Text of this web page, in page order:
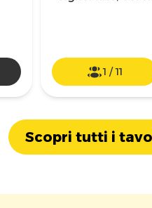
1 /11
Scopri tutti i